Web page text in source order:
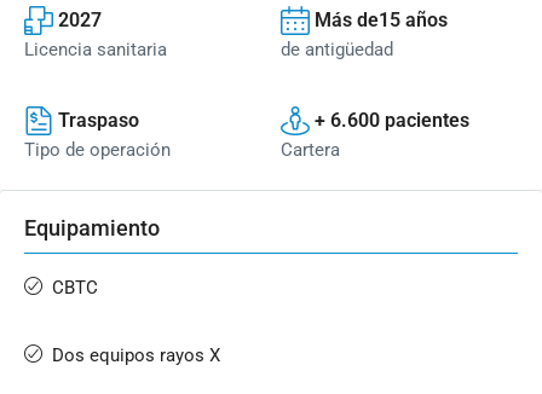
2027
Licencia sanitaria
Más de15 años
de antigüedad
Traspaso
Tipo de operación
+ 6.600 pacientes
Cartera
Equipamiento
CBTC
Dos equipos rayos X